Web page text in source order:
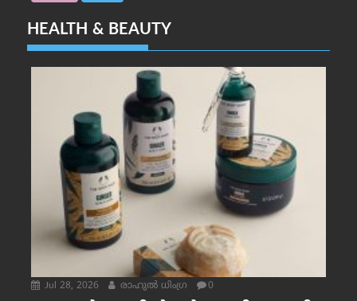
HEALTH & BEAUTY
Jul 28, 2026 രാഹുല്‍ ധിംഗ്ര 0